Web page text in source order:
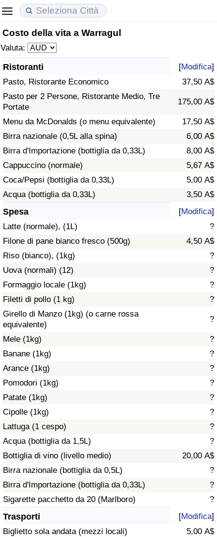
Costo della vita a Warragul
Valuta:
Ristoranti [Modifica]
Pasto, Ristorante Economico
37,50 A$
Pasto per 2 Persone, Ristorante Medio, Tre
Portate
175,00 A$
Menu da McDonalds (o menu equivalente)
17,50 A$
Birra nazionale (0,5L alla spina)
6,00 A$
Birra d'Importazione (bottiglia da 0,33L)
8,00 A$
Cappuccino (normale)
5,67 A$
Coca/Pepsi (bottiglia da 0,33L)
5,00 A$
Acqua (bottiglia da 0,33L)
3,50 A$
Spesa [Modifica]
Latte (normale), (1L)
?
Filone di pane bianco fresco (500g)
4,50 A$
Riso (bianco), (1kg)
?
Uova (normali) (12)
?
Formaggio locale (1kg)
?
Filetti di pollo (1 kg)
?
Girello di Manzo (1kg) (o carne rossa
equivalente)
?
Mele (1kg)
?
Banane (1kg)
?
Arance (1kg)
?
Pomodori (1kg)
?
Patate (1kg)
?
Cipolle (1kg)
?
Lattuga (1 cespo)
?
Acqua (bottiglia da 1,5L)
?
Bottiglia di vino (livello medio)
20,00 A$
Birra nazionale (bottiglia da 0,5L)
?
Birra d'Importazione (bottiglia da 0,33L)
?
Sigarette pacchetto da 20 (Marlboro)
?
Trasporti [Modifica]
Biglietto sola andata (mezzi locali)
5,00 A$
Costo della vita
Indice Del Costo Della Vita (corrente)
Indice Del Costo Della Vita
Indice del Costo della Vita per Nazione
ad Aqaba
Prezzi degli immobili
Indice del Prezzo delle Case (Corrente)
Indice del Prezzo delle Case
Indice del Prezzo delle Case per Nazione
Qualità della Vita
Indice della Qualità della Vita
Indice della Qualità della Vita (Corrente)
Indice della qualità della vita per Paese
Criminalità
Indice del Tasso di Criminalità (Corrente)
Indice della Criminalità
Indice di criminalità per paese
Indice dell’Assistenza Sanitaria (Corrente)
Indice dell’Assistenza Sanitaria
Indice dell’Assistenza Sanitaria per
Nazione
Inquinamento
Indice dell’Inquinamento (Corrente)
Indice di inquinamento
Indice dell’Inquinamento per Nazione
Traffico
Indice del Traffico
Indice del traffico (Corrente)
Indice del traffico per Nazione